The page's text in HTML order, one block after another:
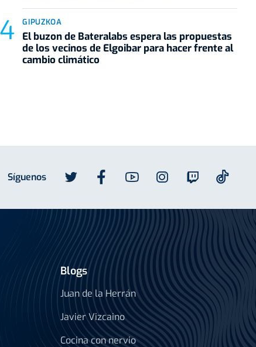
GIPUZKOA
El buzon de Bateralabs espera las propuestas
de los vecinos de Elgoibar para hacer frente al
cambio climático
Síguenos
Blogs
Juan de la Herrán
Javier Vizcaino
Cocina con nervio